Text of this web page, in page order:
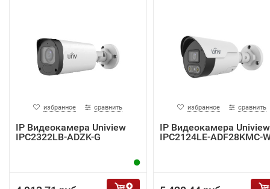
избранное сравнить
IP Видеокамера Uniview
IPC2322LB-ADZK-G
избранное сравнить
IP Видеокамера Uniview
IPC2124LE-ADF28KMC-